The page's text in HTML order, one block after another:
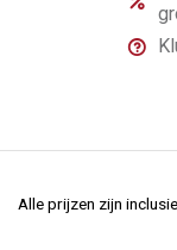
Alle prijzen zijn